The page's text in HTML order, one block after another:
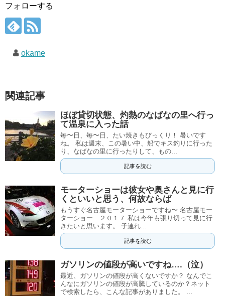
フォローする
okame
関連記事
ほぼ貸切状態、灼熱のなばなの里へ行っ
て温泉に入った話
毎〜日、毎〜日、たい焼きもびっくり！ 暑いです
ね。 私は週末、この暑い中、船でキス釣りに行った
り、なばなの里に行ったりして、もの...
記事を読む
モーターショーは彼女や奥さんと見に行
くといいと思う、何故ならば
もうすぐ名古屋モーターショーですね〜 名古屋モー
ターショー ２０１７ 私は今年も張り切って見に行
きたいと思います。 子連れ...
記事を読む
ガソリンの値段が高いですね….（泣）
最近、ガソリンの値段が高くないですか？ なんでこ
んなにガソリンの値段が高騰しているのか？ネット
で検索したら、こんな記事がありました。 ...